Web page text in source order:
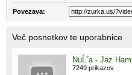
Povezava:
Več posnetkov te uporabnice
NuĹˇa - Jaz
7249 prikazov